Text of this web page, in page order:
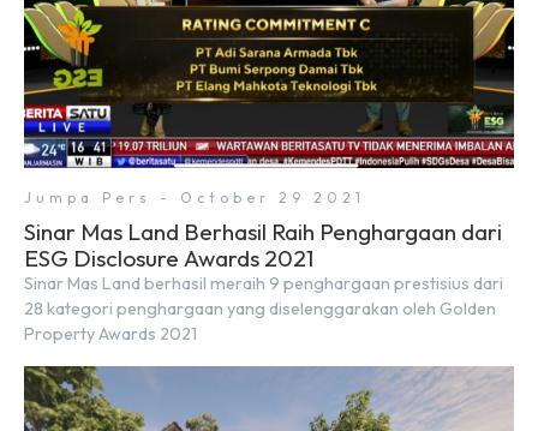
Jumpa Pers - October 29 2021
Sinar Mas Land Berhasil Raih Penghargaan dari
ESG Disclosure Awards 2021
Sinar Mas Land berhasil meraih 9 penghargaan prestisius dari
28 kategori penghargaan yang diselenggarakan oleh Golden
Property Awards 2021